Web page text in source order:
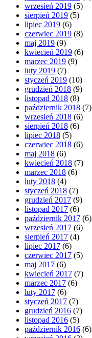
wrzesień 2019 (5)
sierpień 2019 (5)
lipiec 2019 (6)
czerwiec 2019 (8)
maj 2019 (9)
kwiecień 2019 (6)
marzec 2019 (9)
luty 2019 (7)
styczeń 2019 (10)
grudzień 2018 (9)
listopad 2018 (8)
październik 2018 (7)
wrzesień 2018 (6)
sierpień 2018 (6)
lipiec 2018 (5)
czerwiec 2018 (6)
maj 2018 (6)
kwiecień 2018 (7)
marzec 2018 (6)
luty 2018 (4)
styczeń 2018 (7)
grudzień 2017 (9)
listopad 2017 (6)
październik 2017 (6)
wrzesień 2017 (6)
sierpień 2017 (4)
lipiec 2017 (6)
czerwiec 2017 (5)
maj 2017 (6)
kwiecień 2017 (7)
marzec 2017 (6)
luty 2017 (6)
styczeń 2017 (7)
grudzień 2016 (7)
listopad 2016 (5)
październik 2016 (6)